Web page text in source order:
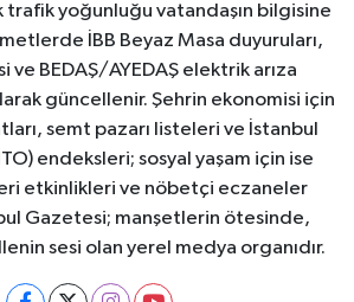
trafik yoğunluğu vatandaşın bilgisine
İBB Beyaz Masa duyuruları,
ve BEDAŞ/AYEDAŞ elektrik arıza
güncellenir. Şehrin ekonomisi için
semt pazarı listeleri ve İstanbul
endeksleri; sosyal yaşam için ise
etkinlikleri ve nöbetçi eczaneler
Gazetesi; manşetlerin ötesinde,
sesi olan yerel medya organıdır.